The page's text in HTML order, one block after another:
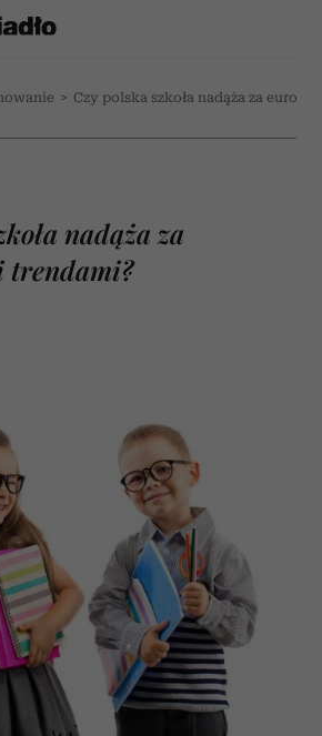
> Czy polska szkoła nadąża za
nadąża za
trendami?